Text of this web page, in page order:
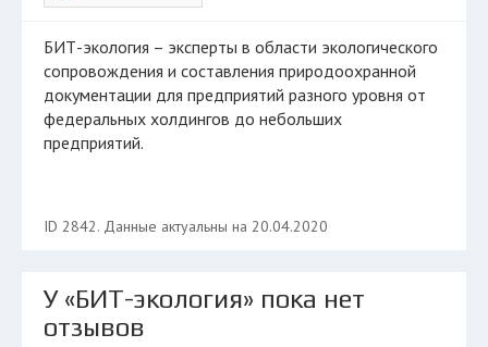
БИТ-экология – эксперты в области экологического
сопровождения и составления природоохранной
документации для предприятий разного уровня от
федеральных холдингов до небольших
предприятий.
ID 2842. Данные актуальны на 20.04.2020
У «БИТ-экология» пока нет
отзывов